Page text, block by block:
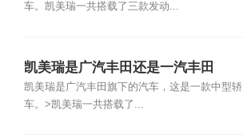
车。凯美瑞一共搭载了三款发动...
凯美瑞是广汽丰田还是一汽丰田
凯美瑞是广汽丰田旗下的汽车，这是一款中型轿
车。>凯美瑞一共搭载了...